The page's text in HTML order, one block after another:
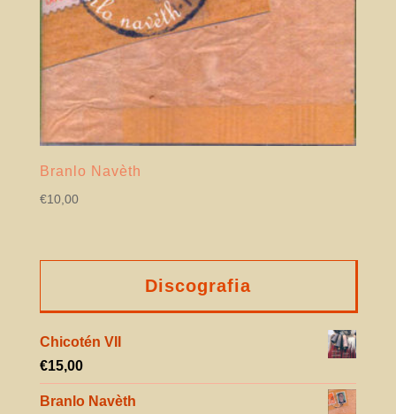
Branlo Navèth
€10,00
Discografia
Chicotén VII
€15,00
Branlo Navèth